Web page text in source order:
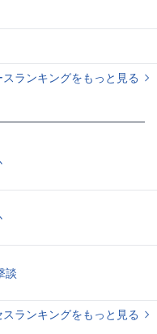
ランキングをもっと見る
談
ランキングをもっと見る